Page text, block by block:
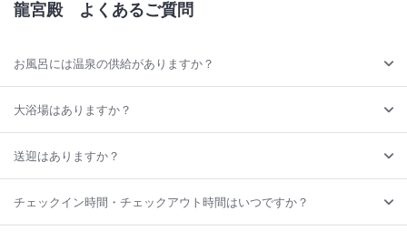
龍宮殿よくあるご質問
お風呂には温泉の供給がありますか？
大浴場はありますか？
送迎はありますか？
チェックイン時間・チェックアウト時間はいつですか？